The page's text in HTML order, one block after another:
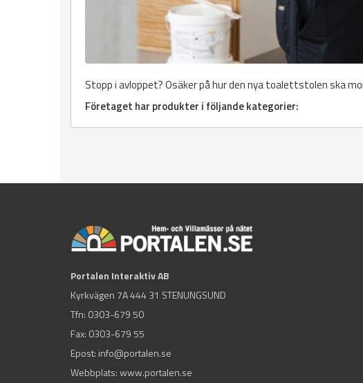
Stopp i avloppet? Osäker på hur den nya toalettstolen ska
Företaget har produkter i följande kategorier:
Portalen Interaktiv AB
Kyrkvägen 7A 444 31 STENUNGSUND
Tfn: 0303-679 50
Fax: 0303-679 55
Epost: info@portalen.se
Webbplats: www.portalen.se